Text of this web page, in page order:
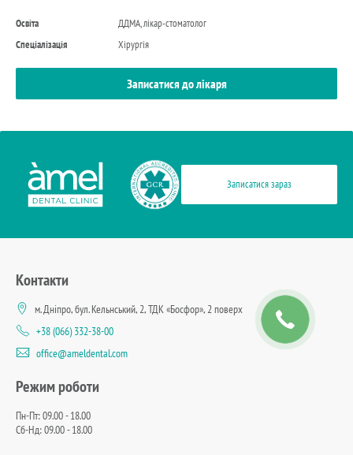
Освіта
ДДМА, лікар-стоматолог
Спеціалізація
Хірургія
Записатися до лікаря
Записатися зараз
Контакти
м. Дніпро, бул. Кельнський, 2, ТДК «Босфор», 2 поверх
+38 (066) 332-38-00
office@ameldental.com
Режим роботи
Пн-Пт: 09.00 - 18.00
Сб-Нд: 09.00 - 18.00